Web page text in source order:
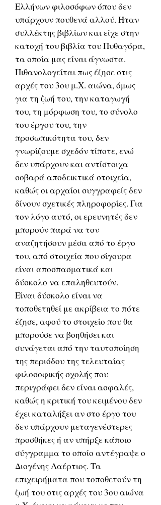
Ελλήνων φιλοσόφων όπου δεν
υπάρχουν πουθενά αλλού. Ήταν
συλλέκτης βιβλίων και είχε στην
κατοχή του βιβλία του Πυθαγόρα,
τα οποία μας είναι άγνωστα.
Πιθανολογείται πως έζησε στις
αρχές του 3ου μ.Χ. αιώνα, όμως
για τη ζωή του, την καταγωγή
του, τη μόρφωση του, το σύνολο
του έργου του, την
προσωπικότητα του, δεν
γνωρίζουμε σχεδόν τίποτε, ενώ
δεν υπάρχουν και αντίστοιχα
σοβαρά αποδεικτικά στοιχεία,
καθώς οι αρχαίοι συγγραφείς δεν
δίνουν σχετικές πληροφορίες. Για
τον λόγο αυτό, οι ερευνητές δεν
μπορούν παρά να τον
αναζητήσουν μέσα από το έργο
του, από στοιχεία που σίγουρα
είναι αποσπασματικά και
δύσκολο να επαληθευτούν.
Είναι δύσκολο είναι να
τοποθετηθεί με ακρίβεια το πότε
έζησε, αφού το στοιχείο που θα
μπορούσε να βοηθήσει και
συνάγεται από την ταυτοποίηση
της περιόδου της τελευταίας
φιλοσοφικής σχολής που
περιγράφει δεν είναι ασφαλές,
καθώς η κριτική του κειμένου δεν
έχει καταλήξει αν στο έργο του
δεν υπάρχουν μεταγενέστερες
προσθήκες ή αν υπήρξε κάποιο
σύγγραμμα το οποίο αντέγραψε ο
Διογένης Λαέρτιος. Τα
επιχειρήματα που τοποθετούν τη
ζωή του στις αρχές του 3ου αιώνα